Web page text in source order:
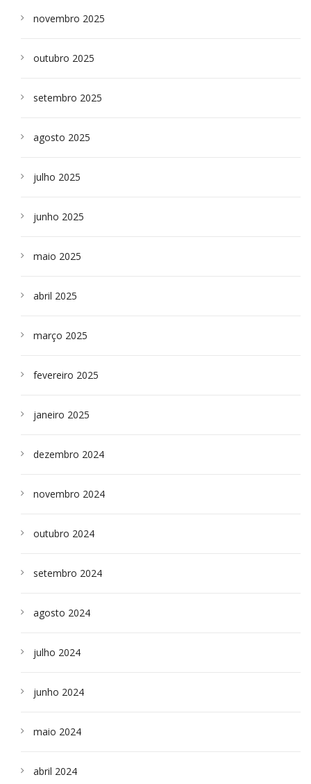
novembro 2025
outubro 2025
setembro 2025
agosto 2025
julho 2025
junho 2025
maio 2025
abril 2025
março 2025
fevereiro 2025
janeiro 2025
dezembro 2024
novembro 2024
outubro 2024
setembro 2024
agosto 2024
julho 2024
junho 2024
maio 2024
abril 2024